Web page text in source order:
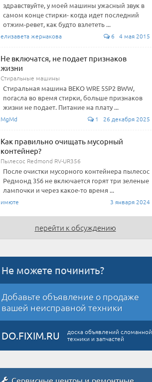
здравствуйте, у моей машины ужасный звук в
самом конце стирки- когда идет последний
отжим-ревет, как будто взлететь ...
елизавета жернакова 6 4 мая 2015
Не включатся, не подает признаков
жизни
Стиральные машины
Стиральная машина BEKO WRE 55P2 BWW,
погасла во время стирки, больше признаков
жизни не подает. Питание на плату ...
MgMd 1 26 декабря 2025
Как правильно очищать мусорный
контейнер?
Пылесос Redmond RV-UR356
После очистки мусорного контейнера пылесос
Редмонд 356 не включается горят три зеленые
лампочки и через какое-то время ...
имюте 3 января 2024
перейти к обсуждению
Не можете починить?
Добавьте объявление о продаже
вашей неисправной техники
DO.FIXIM.RU
доска объявлений сломанной
техники и запчастей
Сервисные центры и ремонтные